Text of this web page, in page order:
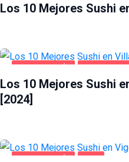
Los 10 Mejores Sushi
Los 10 Mejores Sushi
[2024]